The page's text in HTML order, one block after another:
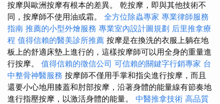
按摩與歐洲按摩有根本的差異。 乾按摩，即與其他技術不
同，按摩師不使用油或霜。 全方位除蟲專家 專業律師服務
指南 推薦的小型外燴服務 專業室內設計圖規劃 后里推拿療
程 值得信賴的醫美診所推薦 按摩是在換洗的衣服上躺在地
板上的舒適床墊上進行的，這樣按摩師可以用全身的重量進
行按摩。 值得信賴的徵信公司 可信賴的關鍵字行銷專家 台
中整骨神醫服務 按摩師不僅用手掌和指尖進行按摩，而且
還要小心地用膝蓋和肘部按摩，沿著身體的能量線有節奏地
進行指壓按摩，以激活身體的能量。 中醫推拿技術 高品質